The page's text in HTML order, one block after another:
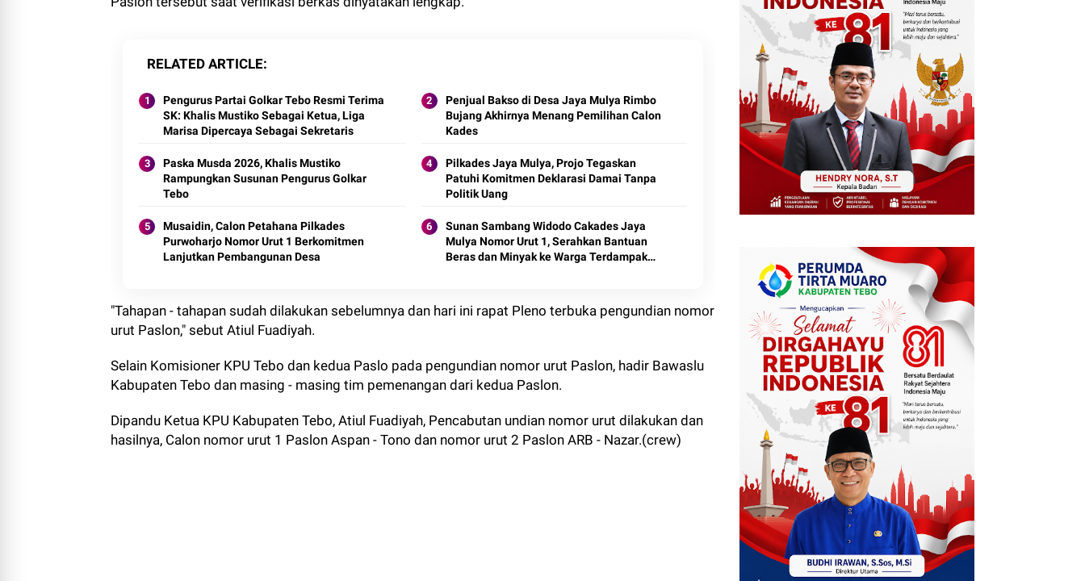
RELATED ARTICLE
Pengurus Partai Golkar Tebo Resmi Terima
SK: Khalis Mustiko Sebagai Ketua, Liga
Marisa Dipercaya Sebagai Sekretaris
Penjual Bakso di Desa Jaya Mulya Rimbo
Bujang Akhirnya Menang Pemilihan Calon
Kades
Paska Musda 2026, Khalis Mustiko
Rampungkan Susunan Pengurus Golkar
Tebo
Pilkades Jaya Mulya, Projo Tegaskan
Patuhi Komitmen Deklarasi Damai Tanpa
Politik Uang
Musaidin, Calon Petahana Pilkades
Purwoharjo Nomor Urut 1 Berkomitmen
Lanjutkan Pembangunan Desa
Sunan Sambang Widodo Cakades Jaya
Mulya Nomor Urut 1, Serahkan Bantuan
Beras dan Minyak ke Warga Terdampak
"Tahapan - tahapan sudah dilakukan sebelumnya dan hari ini rapat Pleno terbuka pengundian nomor
urut Paslon," sebut Atiul Fuadiyah.
Selain Komisioner KPU Tebo dan kedua Paslo pada pengundian nomor urut Paslon, hadir Bawaslu
Kabupaten Tebo dan masing - masing tim pemenangan dari kedua Paslon.
Dipandu Ketua KPU Kabupaten Tebo, Atiul Fuadiyah, Pencabutan undian nomor urut dilakukan dan
hasilnya, Calon nomor urut 1 Paslon Aspan - Tono dan nomor urut 2 Paslon ARB - Nazar.(crew)